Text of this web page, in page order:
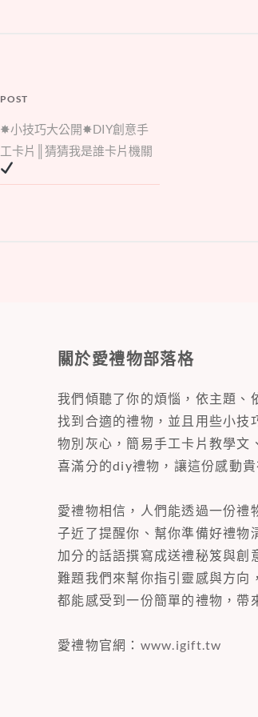
POST
✸小技巧大公開✸DIY創意手
工卡片║猜猜我是誰卡片機關
關於愛禮物部落格
我們傾聽了你的煩惱，依主題、
找到合適的禮物，並且用些小技
物別灰心，簡易手工卡片教學文
喜滿分的diy禮物，讓這份感動貴
愛禮物相信，人們能透過一份禮
子近了提醒你、幫你準備好禮物
加分的話語撰寫成送禮秘笈與創
難題我們來幫你指引靈感與方向
都能感受到一份簡單的禮物，帶
愛禮物官網： www.igift.tw